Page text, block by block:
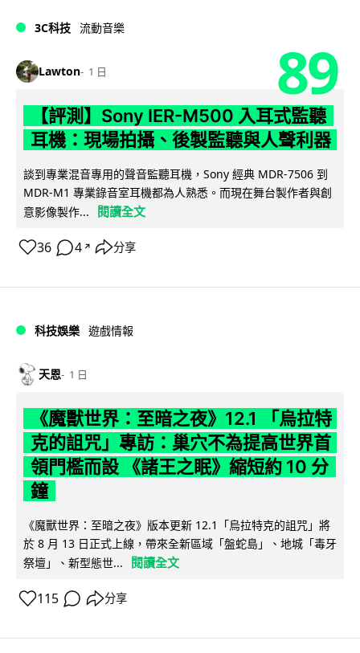
3C科技 流動音樂
Lawton 1 日 89
【評測】Sony IER-M500 入耳式監聽
耳機：現場拍攝、後製監聽與人聲利器
談到專業混音專用的聲音監聽耳機，Sony 經典 MDR-7506 到
MDR-M1 專業錄音室耳機都為人熟悉。而現在舞台製作者與創
意影像製作...
閱讀全文
36 4 ↗ 分享
科技娛樂 遊戲情報
天恩 1 日
《魔獸世界：至暗之夜》12.1 「烏拉特
克的詛咒」專訪：巢穴不為提高世界首
領門檻而設 《諸王之眠》縮短約 10 分
鐘
《魔獸世界：至暗之夜》版本更新 12.1「烏拉特克的詛咒」將
於 8 月 13 日正式上線，帶來全新區域「盤蛇島」、地城「毒牙
祭壇」、新型態世...
閱讀全文
115 分享